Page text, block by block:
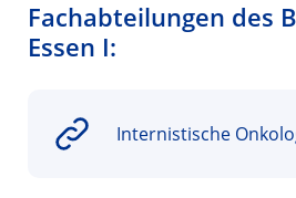
Fachabteilungen des
Essen I:
Internistische